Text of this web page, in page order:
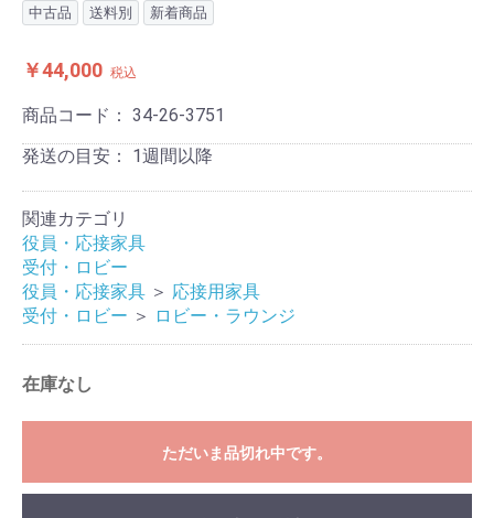
中古品 送料別 新着商品
￥44,000 税込
商品コード： 34-26-3751
発送の目安： 1週間以降
関連カテゴリ
役員・応接家具
受付・ロビー
役員・応接家具 ＞ 応接用家具
受付・ロビー ＞ ロビー・ラウンジ
在庫なし
ただいま品切れ中です。